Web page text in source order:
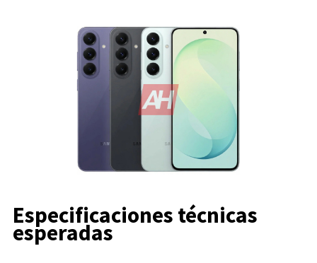
Especificaciones técnicas
esperadas